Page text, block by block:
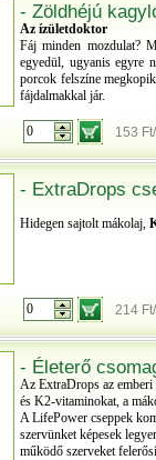
- Zöldhéjú
Az ízületdoktor
Fáj minden mozdulat?
egyedül, ugyanis egyre
porcok felszíne
fájdalmakkal jár.
153
- ExtraDrops
Hidegen sajtolt mákolaj,
214
- Életerő
Az ExtraDrops az emberi
és K2-vitaminokat, a
A LifePower cseppek
szervünket képesek
működő szerveket